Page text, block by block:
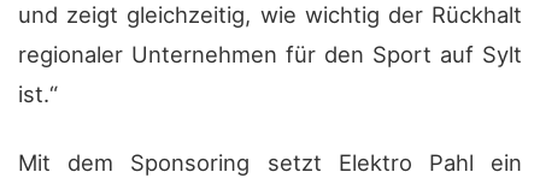
und zeigt gleichzeitig, wie wichtig der Rückhalt
regionaler Unternehmen für den Sport auf Sylt
ist.“
Mit dem Sponsoring setzt Elektro Pahl ein